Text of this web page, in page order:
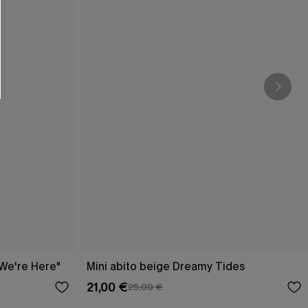
Here" Mini abito beige Dreamy Tides
21,00 €25,00 €
i nostri
valutare il livello di coinvolgimento,